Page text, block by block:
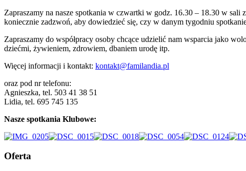
Zapraszamy na nasze spotkania w czwartki w godz. 16.30 – 18.30 w
koniecznie zadzwoń, aby dowiedzieć się, czy w danym tygodniu
Zapraszamy do współpracy osoby chcące udzielić nam wsparcia jako
dziećmi, żywieniem, zdrowiem, dbaniem urodę itp.
Więcej informacji i kontakt: kontakt@familandia.pl
oraz pod nr telefonu:
Agnieszka, tel. 503 41 38 51
Lidia, tel. 695 745 135
Nasze spotkania Klubowe:
Oferta